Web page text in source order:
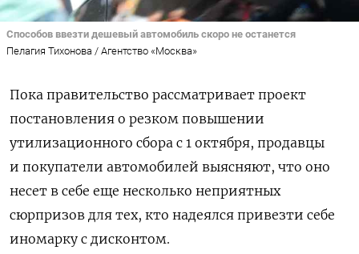
Способов ввезти дешевый автомобиль скоро не останется
Пелагия Тихонова / Агентство «Москва»
Пока правительство рассматривает проект
постановления о резком повышении
утилизационного сбора с 1 октября, продавцы
и покупатели автомобилей выясняют, что оно
несет в себе еще несколько неприятных
сюрпризов для тех, кто надеялся привезти себе
иномарку с дисконтом.